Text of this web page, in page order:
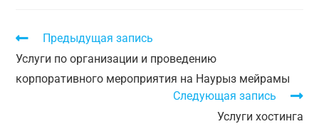
Предыдущая запись
Услуги по организации и проведению
корпоративного мероприятия на Наурыз мейрамы
Следующая запись
Услуги хостинга